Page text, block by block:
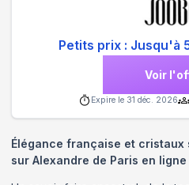
Petits prix : Jusqu'à
Voir
Expire le 31 déc. 2026
Élégance française et cristaux
sur Alexandre de Paris en ligne